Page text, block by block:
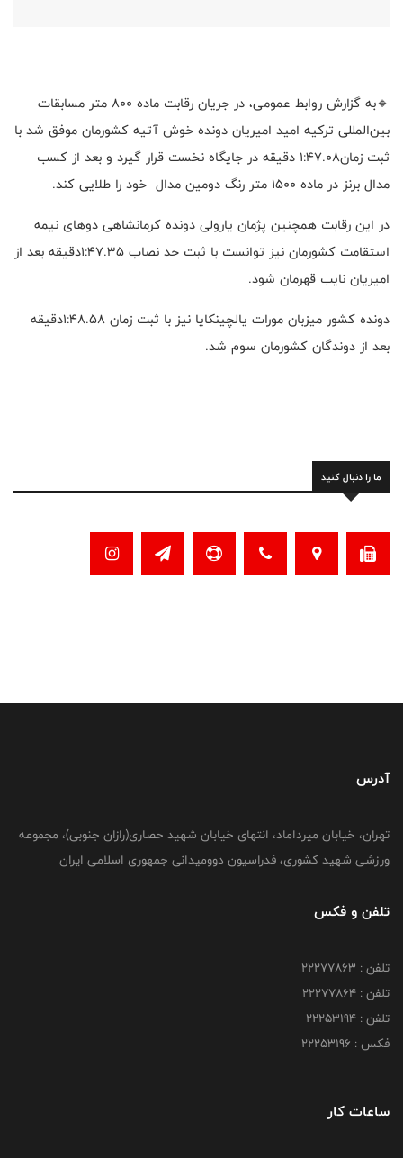
🔹به گزارش روابط عمومی، در جریان رقابت ماده ۸۰۰ متر مسابقات
بین‌المللی ترکیه امید امیریان دونده خوش آتیه کشورمان موفق شد با
ثبت زمان۱:۴۷.۰۸ دقیقه در جایگاه نخست قرار گیرد و بعد از کسب
مدال برنز در ماده ۱۵۰۰ متر رنگ دومین مدال خود را طلایی کند.
در این رقابت همچنین پژمان یارولی دونده کرمانشاهی دوهای نیمه
استقامت کشورمان نیز توانست با ثبت حد نصاب ۱:۴۷.۳۵دقیقه بعد از
امیریان نایب قهرمان شود.
دونده کشور میزبان مورات یالچینکایا نیز با ثبت زمان ۱:۴۸.۵۸دقیقه
بعد از دوندگان کشورمان سوم شد.
ما را دنبال کنید
آدرس
تهران، خیابان میرداماد، انتهای خیابان شهید حصاری(رازان جنوبی)، مجموعه
ورزشی شهید کشوری، فدراسیون دوومیدانی جمهوری اسلامی ایران
تلفن و فکس
تلفن : 22277863
تلفن : 22277864
تلفن : 22253194
فکس : 22253196
ساعات کار